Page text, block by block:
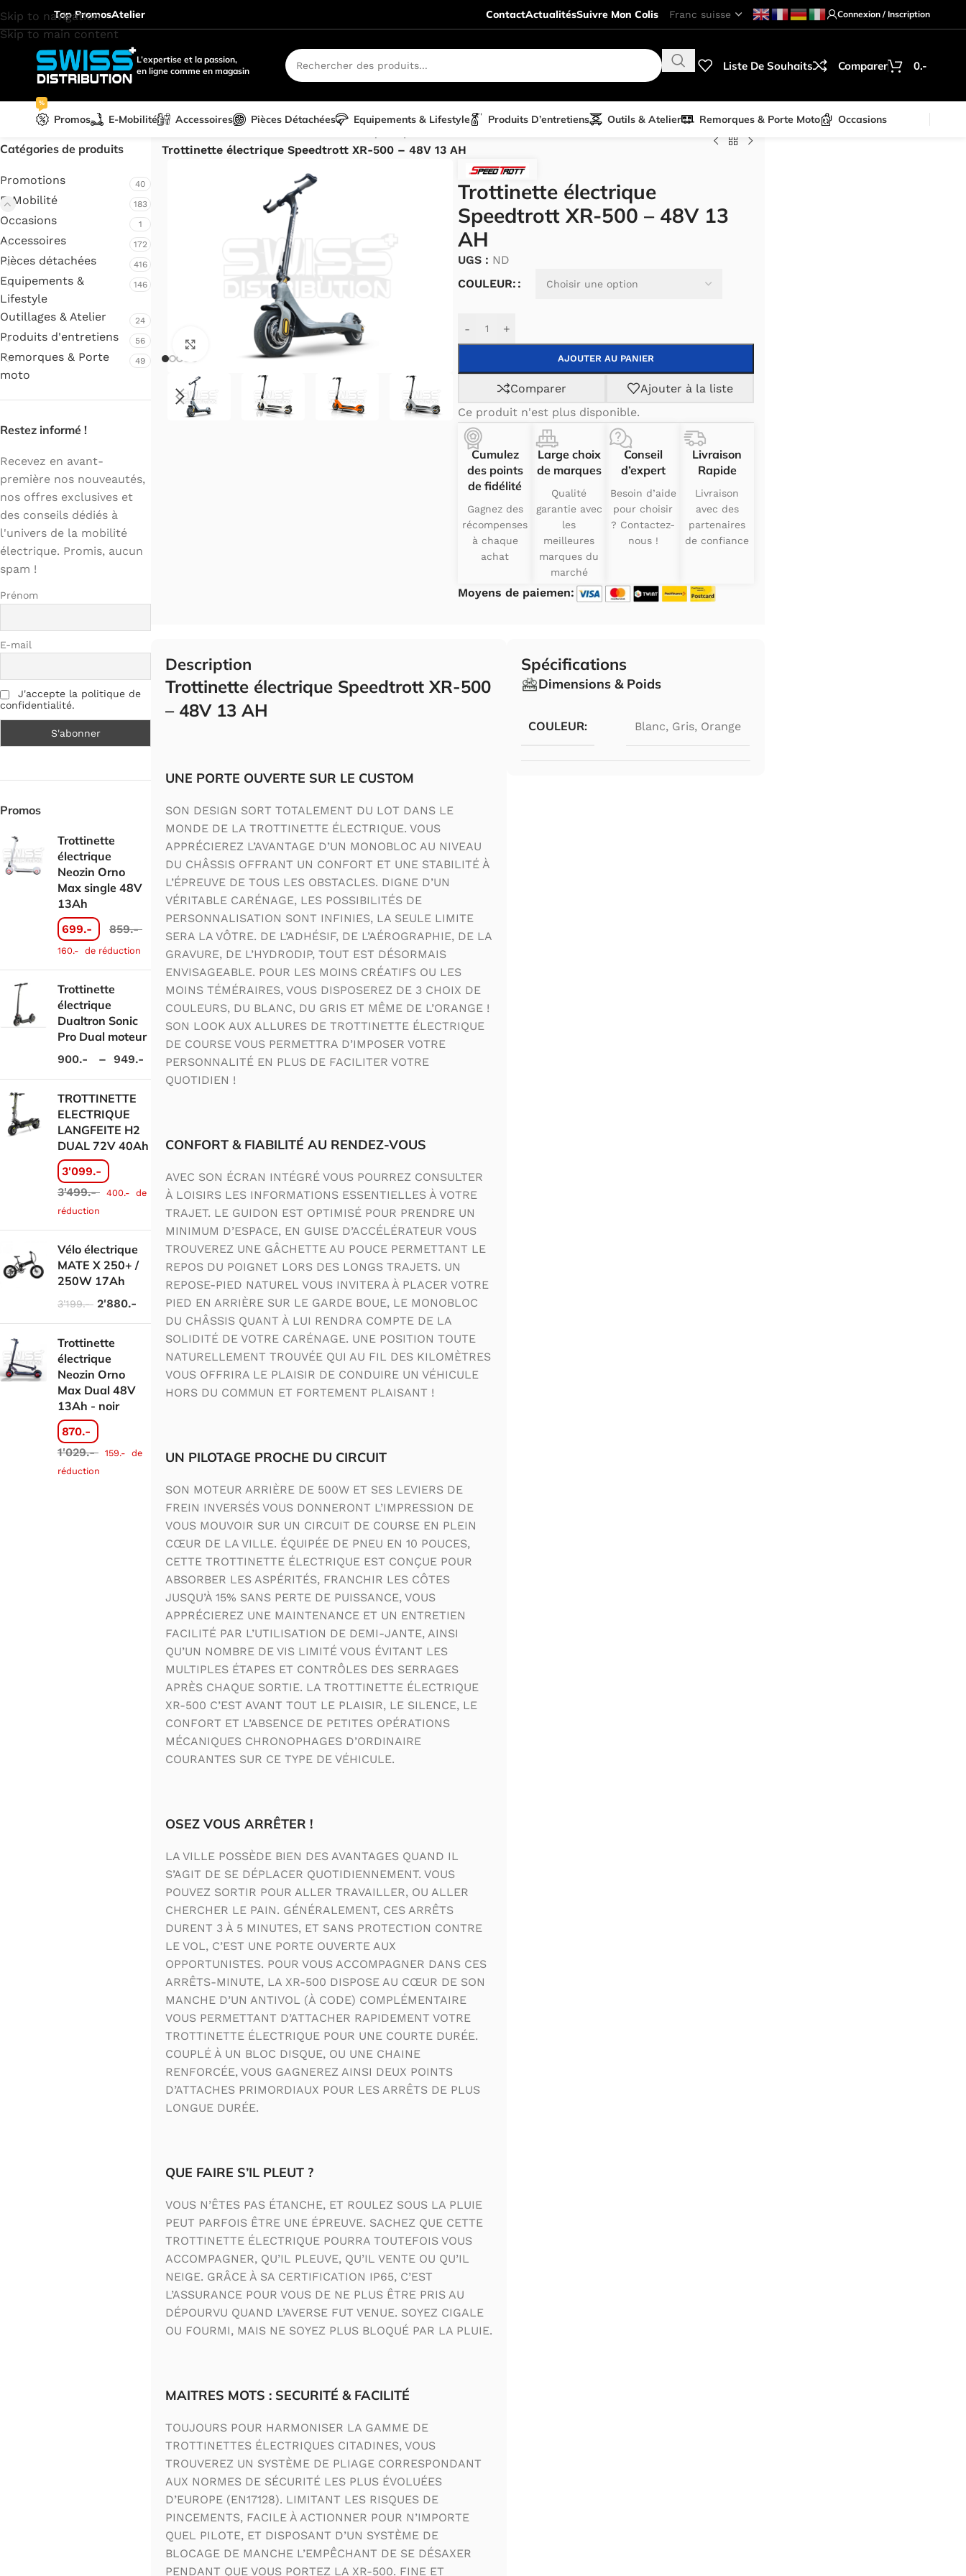
Skip to navigation
Skip to main content
Top PromosAtelier ContactActualitésSuivre Mon Colis Connexion / Inscription
L’expertise et la passion,
en ligne comme en magasin
Liste De Souhaits Comparer 0.-
Promos
%
E-Mobilité Accessoires Pièces Détachées Equipements & Lifestyle Produits D’entretiens Outils & Atelier Remorques & Porte Moto Occasions
Catégories de produits
Promotions 40
E-Mobilité 183
Occasions 1
Accessoires 172
Pièces détachées 416
Equipements &
Lifestyle
146
Outillages & Atelier 24
Produits d'entretiens 56
Remorques & Porte
moto
49
Restez informé !
Recevez en avant-
première nos nouveautés,
nos offres exclusives et
des conseils dédiés à
l'univers de la mobilité
électrique. Promis, aucun
spam !
Prénom
E-mail
J'accepte la politique de
confidentialité.
Promos
Trottinette
électrique
Neozin Orno
Max single 48V
13Ah
699.- 859.-
160.- de réduction
Trottinette
électrique
Dualtron Sonic
Pro Dual moteur
900.- – 949.-
TROTTINETTE
ELECTRIQUE
LANGFEITE H2
DUAL 72V 40Ah
3'099.-
3'499.- 400.- de
réduction
Vélo électrique
MATE X 250+ /
250W 17Ah
3'199.- 2'880.-
Trottinette
électrique
Neozin Orno
Max Dual 48V
13Ah - noir
870.-
1'029.- 159.- de
réduction
Trottinette électrique Speedtrott XR-500 – 48V 13 AH
Cliquez pour agrandir.
Trottinette électrique
Speedtrott XR-500 – 48V 13
AH
UGS : ND
COULEUR:
- +
AJOUTER AU PANIER
Alternative:
Comparer
Ajouter à la liste
Ce produit n'est plus disponible.
Cumulez
des points
de fidélité
Gagnez des
récompenses
à chaque
achat
Large choix
de marques
Qualité
garantie avec
les
meilleures
marques du
marché
Conseil
d’expert
Besoin d’aide
pour choisir
? Contactez-
nous !
Livraison
Rapide
Livraison
avec des
partenaires
de confiance
Moyens de paiemen:
Description
Trottinette électrique Speedtrott XR-500
– 48V 13 AH
UNE PORTE OUVERTE SUR LE CUSTOM
SON DESIGN SORT TOTALEMENT DU LOT DANS LE
MONDE DE LA TROTTINETTE ÉLECTRIQUE. VOUS
APPRÉCIEREZ L’AVANTAGE D’UN MONOBLOC AU NIVEAU
DU CHÂSSIS OFFRANT UN CONFORT ET UNE STABILITÉ À
L’ÉPREUVE DE TOUS LES OBSTACLES. DIGNE D’UN
VÉRITABLE CARÉNAGE, LES POSSIBILITÉS DE
PERSONNALISATION SONT INFINIES, LA SEULE LIMITE
SERA LA VÔTRE. DE L’ADHÉSIF, DE L’AÉROGRAPHIE, DE LA
GRAVURE, DE L’HYDRODIP, TOUT EST DÉSORMAIS
ENVISAGEABLE. POUR LES MOINS CRÉATIFS OU LES
MOINS TÉMÉRAIRES, VOUS DISPOSEREZ DE 3 CHOIX DE
COULEURS, DU BLANC, DU GRIS ET MÊME DE L’ORANGE !
SON LOOK AUX ALLURES DE TROTTINETTE ÉLECTRIQUE
DE COURSE VOUS PERMETTRA D’IMPOSER VOTRE
PERSONNALITÉ EN PLUS DE FACILITER VOTRE
QUOTIDIEN !
CONFORT & FIABILITÉ AU RENDEZ-VOUS
AVEC SON ÉCRAN INTÉGRÉ VOUS POURREZ CONSULTER
À LOISIRS LES INFORMATIONS ESSENTIELLES À VOTRE
TRAJET. LE GUIDON EST OPTIMISÉ POUR PRENDRE UN
MINIMUM D’ESPACE, EN GUISE D’ACCÉLÉRATEUR VOUS
TROUVEREZ UNE GÂCHETTE AU POUCE PERMETTANT LE
REPOS DU POIGNET LORS DES LONGS TRAJETS. UN
REPOSE-PIED NATUREL VOUS INVITERA À PLACER VOTRE
PIED EN ARRIÈRE SUR LE GARDE BOUE, LE MONOBLOC
DU CHÂSSIS QUANT À LUI RENDRA COMPTE DE LA
SOLIDITÉ DE VOTRE CARÉNAGE. UNE POSITION TOUTE
NATURELLEMENT TROUVÉE QUI AU FIL DES KILOMÈTRES
VOUS OFFRIRA LE PLAISIR DE CONDUIRE UN VÉHICULE
HORS DU COMMUN ET FORTEMENT PLAISANT !
UN PILOTAGE PROCHE DU CIRCUIT
SON MOTEUR ARRIÈRE DE 500W ET SES LEVIERS DE
FREIN INVERSÉS VOUS DONNERONT L’IMPRESSION DE
VOUS MOUVOIR SUR UN CIRCUIT DE COURSE EN PLEIN
CŒUR DE LA VILLE. ÉQUIPÉE DE PNEU EN 10 POUCES,
CETTE TROTTINETTE ÉLECTRIQUE EST CONÇUE POUR
ABSORBER LES ASPÉRITÉS, FRANCHIR LES CÔTES
JUSQU’À 15% SANS PERTE DE PUISSANCE, VOUS
APPRÉCIEREZ UNE MAINTENANCE ET UN ENTRETIEN
FACILITÉ PAR L’UTILISATION DE DEMI-JANTE, AINSI
QU’UN NOMBRE DE VIS LIMITÉ VOUS ÉVITANT LES
MULTIPLES ÉTAPES ET CONTRÔLES DES SERRAGES
APRÈS CHAQUE SORTIE. LA TROTTINETTE ÉLECTRIQUE
XR-500 C’EST AVANT TOUT LE PLAISIR, LE SILENCE, LE
CONFORT ET L’ABSENCE DE PETITES OPÉRATIONS
MÉCANIQUES CHRONOPHAGES D’ORDINAIRE
COURANTES SUR CE TYPE DE VÉHICULE.
OSEZ VOUS ARRÊTER !
LA VILLE POSSÈDE BIEN DES AVANTAGES QUAND IL
S’AGIT DE SE DÉPLACER QUOTIDIENNEMENT. VOUS
POUVEZ SORTIR POUR ALLER TRAVAILLER, OU ALLER
CHERCHER LE PAIN. GÉNÉRALEMENT, CES ARRÊTS
DURENT 3 À 5 MINUTES, ET SANS PROTECTION CONTRE
LE VOL, C’EST UNE PORTE OUVERTE AUX
OPPORTUNISTES. POUR VOUS ACCOMPAGNER DANS CES
ARRÊTS-MINUTE, LA XR-500 DISPOSE AU CŒUR DE SON
MANCHE D’UN ANTIVOL (À CODE) COMPLÉMENTAIRE
VOUS PERMETTANT D’ATTACHER RAPIDEMENT VOTRE
TROTTINETTE ÉLECTRIQUE POUR UNE COURTE DURÉE.
COUPLÉ À UN BLOC DISQUE, OU UNE CHAINE
RENFORCÉE, VOUS GAGNEREZ AINSI DEUX POINTS
D’ATTACHES PRIMORDIAUX POUR LES ARRÊTS DE PLUS
LONGUE DURÉE.
QUE FAIRE S’IL PLEUT ?
VOUS N’ÊTES PAS ÉTANCHE, ET ROULEZ SOUS LA PLUIE
PEUT PARFOIS ÊTRE UNE ÉPREUVE. SACHEZ QUE CETTE
TROTTINETTE ÉLECTRIQUE POURRA TOUTEFOIS VOUS
ACCOMPAGNER, QU’IL PLEUVE, QU’IL VENTE OU QU’IL
NEIGE. GRÂCE À SA CERTIFICATION IP65, C’EST
L’ASSURANCE POUR VOUS DE NE PLUS ÊTRE PRIS AU
DÉPOURVU QUAND L’AVERSE FUT VENUE. SOYEZ CIGALE
OU FOURMI, MAIS NE SOYEZ PLUS BLOQUÉ PAR LA PLUIE.
MAITRES MOTS : SECURITÉ & FACILITÉ
TOUJOURS POUR HARMONISER LA GAMME DE
TROTTINETTES ÉLECTRIQUES CITADINES, VOUS
TROUVEREZ UN SYSTÈME DE PLIAGE CORRESPONDANT
AUX NORMES DE SÉCURITÉ LES PLUS ÉVOLUÉES
D’EUROPE (EN17128). LIMITANT LES RISQUES DE
PINCEMENTS, FACILE À ACTIONNER POUR N’IMPORTE
QUEL PILOTE, ET DISPOSANT D’UN SYSTÈME DE
BLOCAGE DE MANCHE L’EMPÊCHANT DE SE DÉSAXER
PENDANT QUE VOUS PORTEZ LA XR-500. FINE ET
Spécifications
Dimensions & Poids
COULEUR: Blanc, Gris, Orange